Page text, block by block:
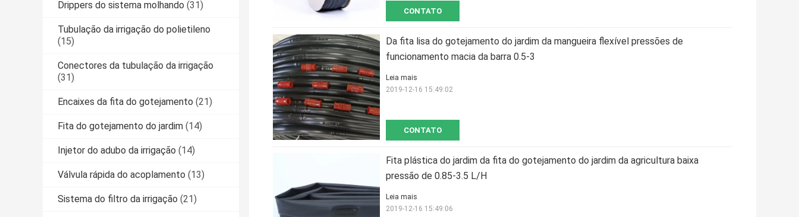
Drippers do sistema molhando (31)
Tubulação da irrigação do polietileno
(15)
Conectores da tubulação da irrigação
(31)
Encaixes da fita do gotejamento (21)
Fita do gotejamento do jardim (14)
Injetor do adubo da irrigação (14)
Válvula rápida do acoplamento (13)
Sistema do filtro da irrigação (21)
CONTATO
Da fita lisa do gotejamento do jardim da mangueira flexível pressões de
funcionamento macia da barra 0.5-3
CONTATO
Leia mais
2019-12-16 15:49:02
Fita plástica do jardim da fita do gotejamento do jardim da agricultura baixa
pressão de 0.85-3.5 L/H
Leia mais
2019-12-16 15:49:06